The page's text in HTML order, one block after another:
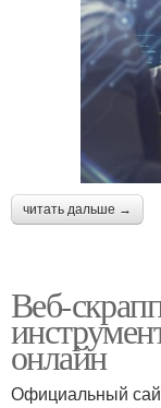
читать дальше →
Веб-
онлайн
Официальный